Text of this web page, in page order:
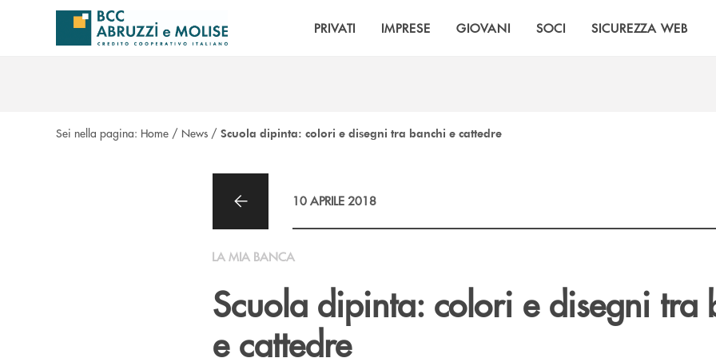
Salta al contenuto principale
PRIVATI IMPRESE GIOVANI SOCI SICUREZZA WEB
Sei nella pagina: Home / News / Scuola dipinta: colori e disegni tra banchi e cattedre
10 APRILE 2018
LA MIA BANCA
Scuola dipinta: colori e disegni tra
e cattedre